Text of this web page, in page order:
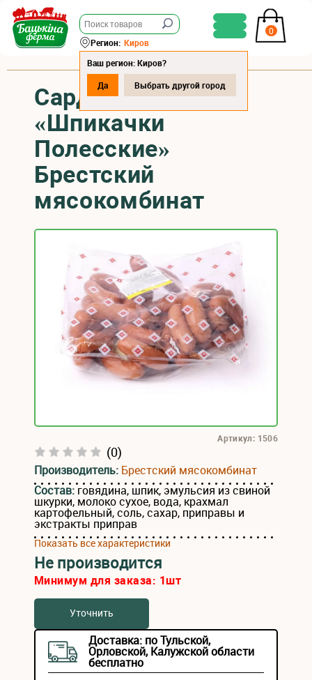
0
Регион: Киров
Ваш регион: Киров?
Да
Выбрать другой город
Сардельки
«Шпикачки
Полесские»
Брестский
мясокомбинат
(0)
Артикул: 1506
Производитель: Брестский мясокомбинат
Состав: говядина, шпик, эмульсия из свиной
шкурки, молоко сухое, вода, крахмал
картофельный, соль, сахар, приправы и
экстракты приправ
Показать все характеристики
Не производится
Минимум для заказа: 1шт
Уточнить
Доставка: по Тульской,
Орловской, Калужской области
бесплатно